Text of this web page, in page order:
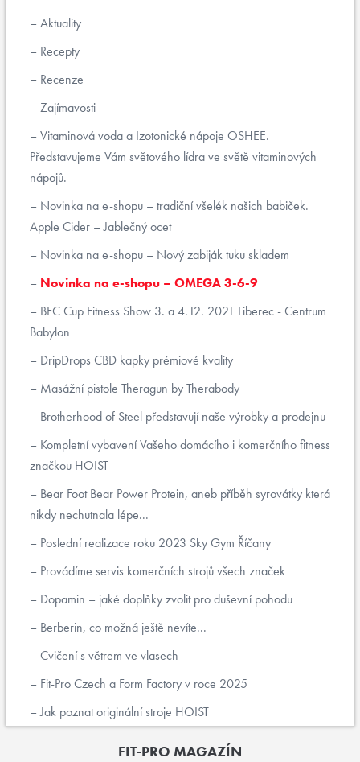
Aktuality
Recepty
Recenze
Zajímavosti
Vitaminová voda a Izotonické nápoje OSHEE.
Představujeme Vám světového lídra ve světě vitaminových
nápojů.
Novinka na e-shopu – tradiční všelék našich babiček.
Apple Cider – Jablečný ocet
Novinka na e-shopu – Nový zabiják tuku skladem
Novinka na e-shopu – OMEGA 3-6-9
BFC Cup Fitness Show 3. a 4.12. 2021 Liberec - Centrum
Babylon
DripDrops CBD kapky prémiové kvality
Masážní pistole Theragun by Therabody
Brotherhood of Steel představují naše výrobky a prodejnu
Kompletní vybavení Vašeho domácího i komerčního fitness
značkou HOIST
Bear Foot Bear Power Protein, aneb příběh syrovátky která
nikdy nechutnala lépe...
Poslední realizace roku 2023 Sky Gym Říčany
Provádíme servis komerčních strojů všech značek
Dopamin – jaké doplňky zvolit pro duševní pohodu
Berberin, co možná ještě nevíte...
Cvičení s větrem ve vlasech
Fit-Pro Czech a Form Factory v roce 2025
Jak poznat originální stroje HOIST
FIT-PRO MAGAZÍN